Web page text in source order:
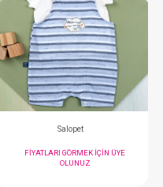
FIYATLARI
OLUNUZ
#135.785532